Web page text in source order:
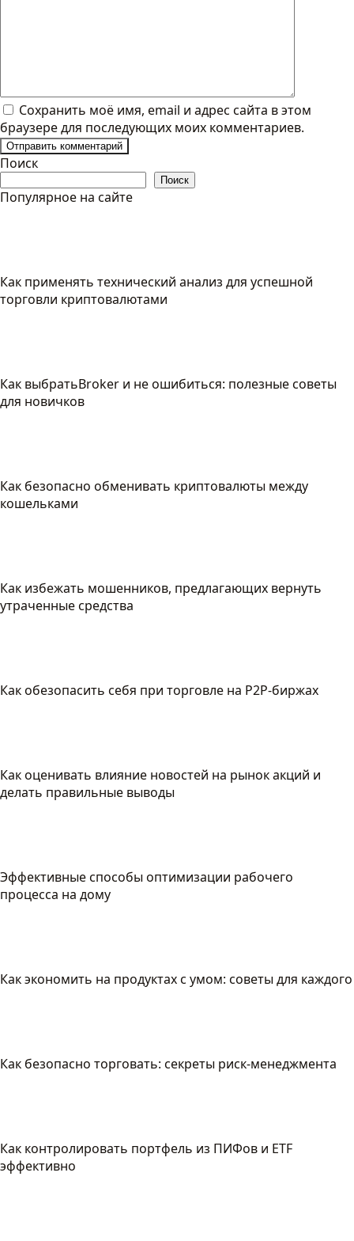
Сохранить моё имя, email и адрес сайта в этом
браузере для последующих моих комментариев.
Поиск
Поиск
Популярное на сайте
Как применять технический анализ для успешной
торговли криптовалютами
Как выбратьBroker и не ошибиться: полезные советы
для новичков
Как безопасно обменивать криптовалюты между
кошельками
Как избежать мошенников, предлагающих вернуть
утраченные средства
Как обезопасить себя при торговле на P2P-биржах
Как оценивать влияние новостей на рынок акций и
делать правильные выводы
Эффективные способы оптимизации рабочего
процесса на дому
Как экономить на продуктах с умом: советы для каждого
Как безопасно торговать: секреты риск-менеджмента
Как контролировать портфель из ПИФов и ETF
эффективно